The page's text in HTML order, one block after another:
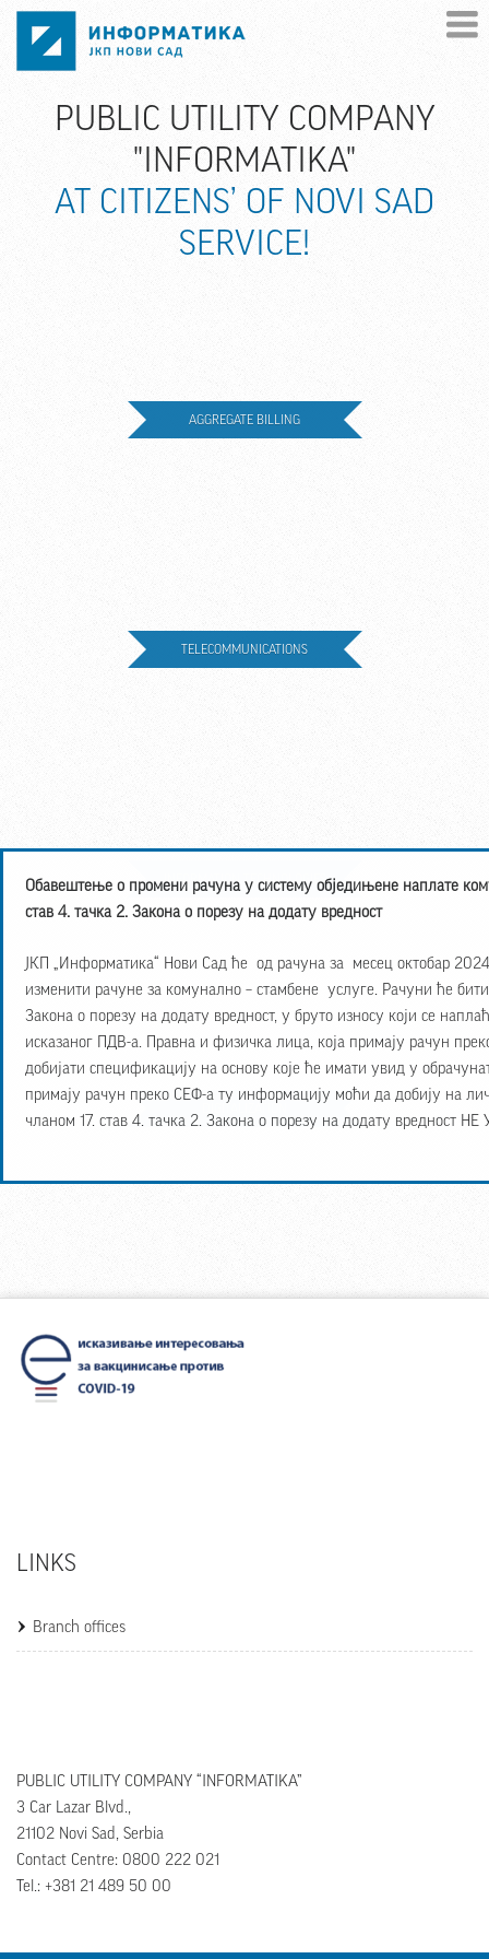
Skip to main content
PUBLIC UTILITY COMPANY
"INFORMATIKA"
AT CITIZENS’ OF NOVI SAD
SERVICE!
AGGREGATE BILLING
TELECOMMUNICATIONS
INFORMATION TECHNOLOGIES
LINKS
Branch offices
PUBLIC UTILITY COMPANY “INFORMATIKA”
3 Car Lazar Blvd.,
21102 Novi Sad, Serbia
Contact Centre: 0800 222 021
Tel.: +381 21 489 50 00
Обавештење о промени рачуна у систему обједињене наплате
став 4. тачка 2. Закона о порезу на додату вредност
ЈКП „Информатика“ Нови Сад ће од рачуна за месец октобар
изменити рачуне за комунално – стамбене услуге. Рачуни ће
Закона о порезу на додату вредност, у бруто износу који се
исказаног ПДВ-а. Правна и физичка лица, која примају рачун
добијати спецификацију на основу које ће имати увид у
примају рачун преко СЕФ-а ту информацију моћи да добију на
чланом 17. став 4. тачка 2. Закона о порезу на додату вредност